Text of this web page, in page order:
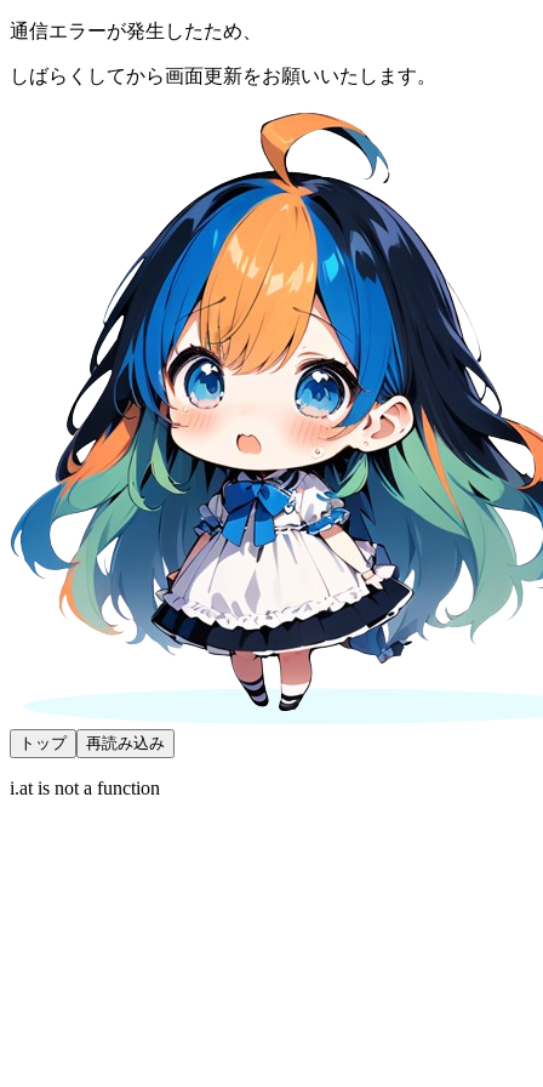
通信エラーが発生したため、
しばらくしてから画面更新をお願いいたします。
トップ 再読み込み
i.at is not a function